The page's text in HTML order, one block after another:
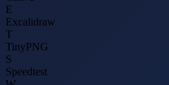
E
Excalidraw
T
TinyPNG
S
Speedtest